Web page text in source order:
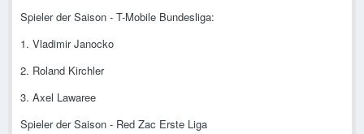
Spieler der Saison - T-Mobile Bundesliga:
1. Vladimir Janocko
2. Roland Kirchler
3. Axel Lawaree
Spieler der Saison - Red Zac Erste Liga